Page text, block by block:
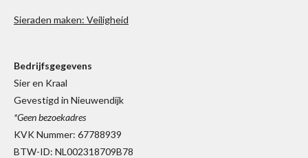
Sieraden maken: Veiligheid
Bedrijfsgegevens
Sier en Kraal
Gevestigd in Nieuwendijk
*Geen bezoekadres
KVK Nummer: 67788939
BTW-ID: NL002318709B78